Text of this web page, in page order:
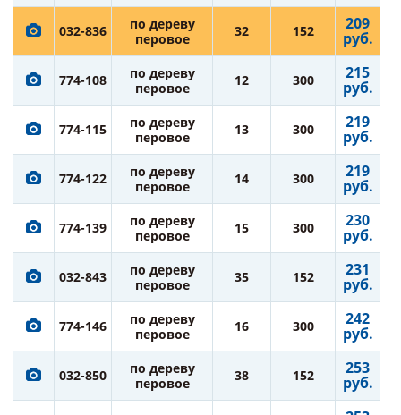
032-836
по дереву
перовое
32 152 209
руб.
774-108
по дереву
перовое
12 300 215
руб.
774-115
по дереву
перовое
13 300 219
руб.
774-122
по дереву
перовое
14 300 219
руб.
774-139
по дереву
перовое
15 300 230
руб.
032-843
по дереву
перовое
35 152 231
руб.
774-146
по дереву
перовое
16 300 242
руб.
032-850
по дереву
перовое
38 152 253
руб.